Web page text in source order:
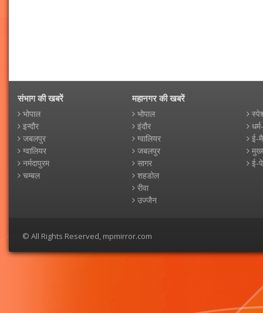
संभाग की खबरें
भोपाल
इन्दौर
जबलपुर
ग्वालियर
नर्मदापुरम
चम्बल
महानगर की खबरें
भोपाल
इंदौर
ग्वालियर
जबलपुर
सागर
शहडोल
रीवा
उज्जैन
ई-
ई-
© All Rights Reserved, mpmirror.com